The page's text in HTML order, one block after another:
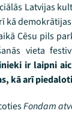
Latvijas
kā
Cēsu pils
vieta
ir laipni
kā arī
Fondam